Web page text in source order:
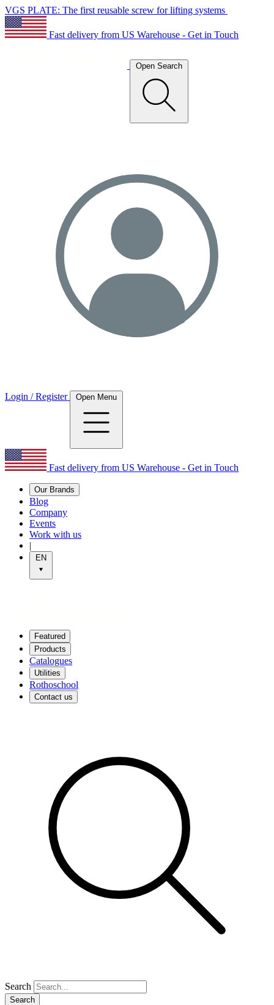
VGS PLATE: The first reusable screw for lifting systems
Fast delivery from US Warehouse - Get in Touch
Open Search
Login / Register Open Menu
Fast delivery from US Warehouse - Get in Touch
Our Brands
Blog
Company
Events
Work with us
|
EN
Featured
Products
Catalogues
Utilities
Rothoschool
Contact us
Search
Search